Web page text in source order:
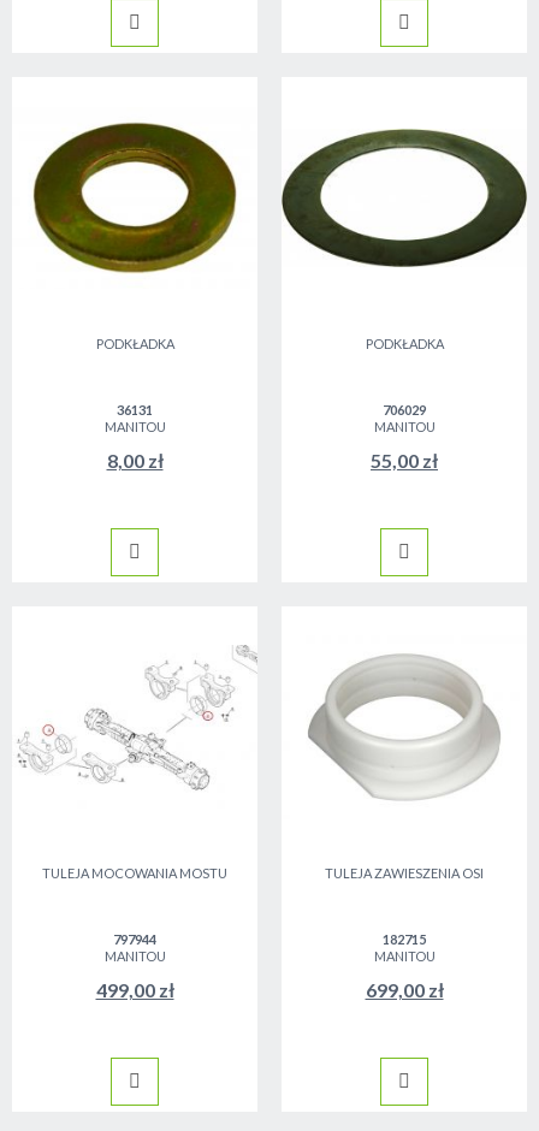
PODKŁADKA
36131
MANITOU
8,00 zł
PODKŁADKA
706029
MANITOU
55,00 zł
TULEJA MOCOWANIA MOSTU
797944
MANITOU
499,00 zł
TULEJA ZAWIESZENIA OSI
182715
MANITOU
699,00 zł